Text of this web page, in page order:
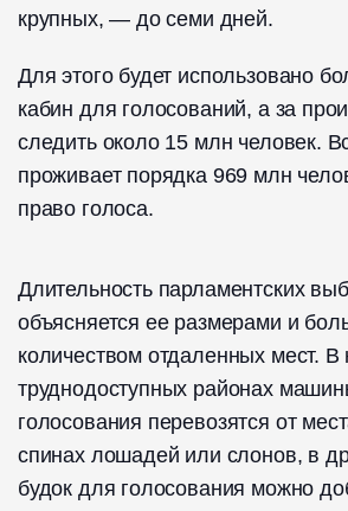
крупных, — до семи дней.
Для этого будет использовано
кабин для голосований, а за
следить около 15 млн человек.
проживает порядка 969 млн
право голоса.
Длительность парламентских
объясняется ее размерами и
количеством отдаленных мест. В
труднодоступных районах
голосования перевозятся от
спинах лошадей или слонов, в
будок для голосования можно